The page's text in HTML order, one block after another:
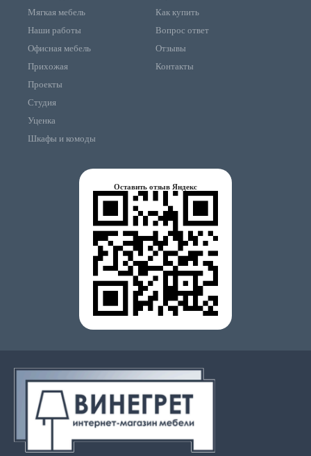
Мягкая мебель
Наши работы
Офисная мебель
Прихожая
Проекты
Студия
Уценка
Шкафы и комоды
Как купить
Вопрос ответ
Отзывы
Контакты
Оставить отзыв Яндекс